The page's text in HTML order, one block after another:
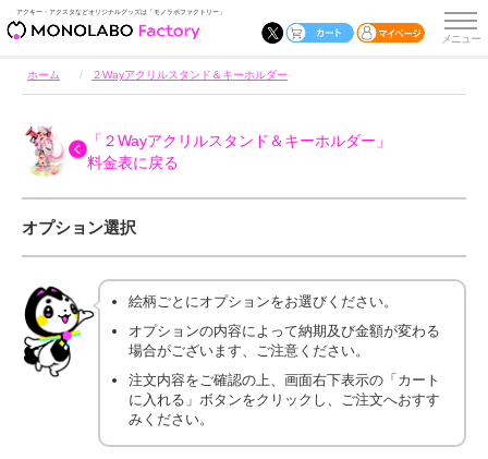
アクキー・アクスタなどオリジナルグッズは「モノラボファクトリー」
ホーム ２Wayアクリルスタンド＆キーホルダー
「２Wayアクリルスタンド＆キーホルダー」
料金表に戻る
オプション選択
絵柄ごとにオプションをお選びください。
オプションの内容によって納期及び金額が変わる
場合がございます、ご注意ください。
注文内容をご確認の上、画面右下表示の「カート
に入れる」ボタンをクリックし、ご注文へおすす
みください。